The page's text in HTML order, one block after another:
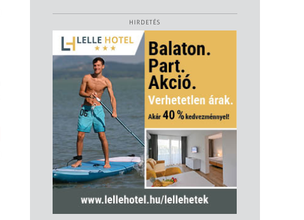
HIRDETÉS